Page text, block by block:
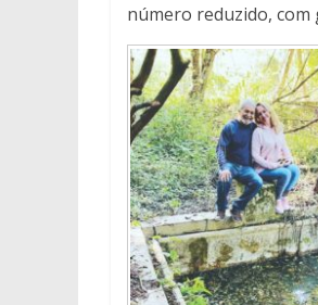
número reduzido,